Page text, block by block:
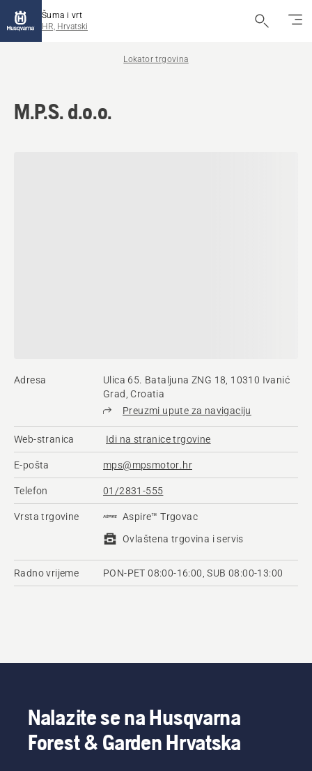
Šuma i vrt
HR, Hrvatski
Lokator trgovina
M.P.S. d.o.o.
Adresa
Ulica 65. Bataljuna ZNG 18, 10310 Ivanić
Grad, Croatia
Preuzmi upute za navigaciju
Web-stranica Idi na stranice trgovine
E-pošta mps@mpsmotor.hr
Telefon 01/2831-555
Vrsta trgovine
Aspire™ Trgovac
Ovlaštena trgovina i servis
Radno vrijeme PON-PET 08:00-16:00, SUB 08:00-13:00
Nalazite se na Husqvarna
Forest & Garden Hrvatska